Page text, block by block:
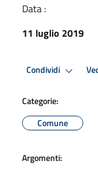
Data :
11 luglio 2019
Condividi
Categorie:
Comune
Argomenti: